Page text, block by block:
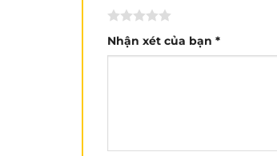
Nhận xét của bạn *